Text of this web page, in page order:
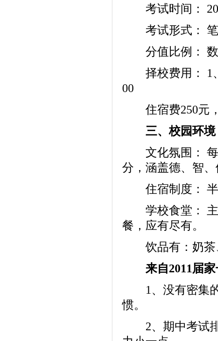
考试时间：
考试形式：
分值比例： 数
择校费用： 1、
00
住宿费250元，
三、校园环境
文化氛围： 每
分，涵盖德、智
住宿制度： 半
学校食堂： 主
餐，应有尽有。
饮品有：奶茶
来自2011届
1、没有密集的
惯。
2、期中考试排